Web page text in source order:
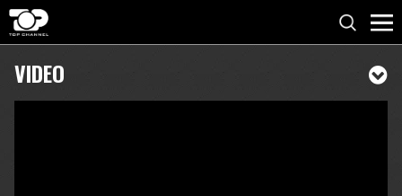
VIDEO